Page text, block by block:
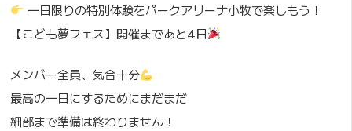
一日限りの特別体験をパークアリーナ小牧で楽しもう！
【こども夢フェス】開催まであと4日
メンバー全員、気合十分
最高の一日にするためにまだまだ
細部まで準備は終わりません！